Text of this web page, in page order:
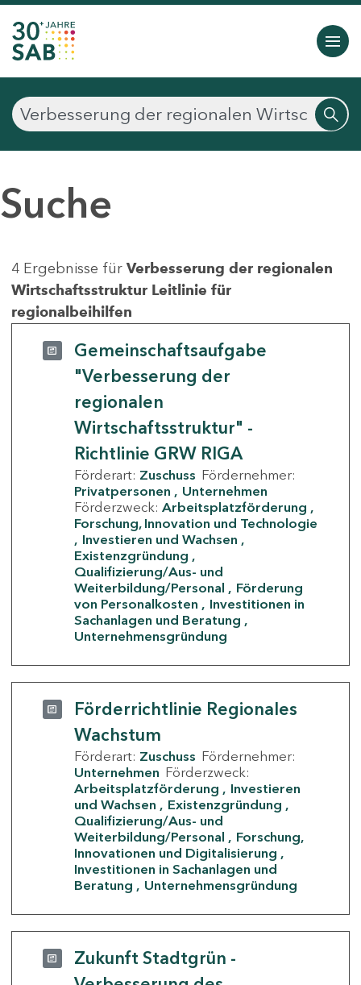
Suche
4 Ergebnisse für Verbesserung der regionalen
Wirtschaftsstruktur Leitlinie für
regionalbeihilfen
Gemeinschaftsaufgabe
"Verbesserung der
regionalen
Wirtschaftsstruktur" -
Richtlinie GRW RIGA
Förderart: Zuschuss Fördernehmer:
Privatpersonen
Unternehmen
Förderzweck: Arbeitsplatzförderung
Forschung, Innovation und Technologie
Investieren und Wachsen
Existenzgründung
Qualifizierung/Aus- und
Weiterbildung/Personal
Förderung
von Personalkosten
Investitionen in
Sachanlagen und Beratung
Unternehmensgründung
Förderrichtlinie Regionales
Wachstum
Förderart: Zuschuss Fördernehmer:
Unternehmen Förderzweck:
Arbeitsplatzförderung
Investieren
und Wachsen
Existenzgründung
Qualifizierung/Aus- und
Weiterbildung/Personal
Forschung,
Innovationen und Digitalisierung
Investitionen in Sachanlagen und
Beratung
Unternehmensgründung
Zukunft Stadtgrün -